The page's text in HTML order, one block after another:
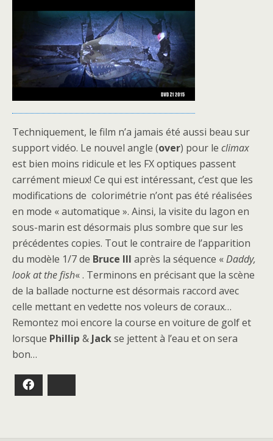
Techniquement, le film n’a jamais été aussi beau sur
support vidéo. Le nouvel angle (over) pour le climax
est bien moins ridicule et les FX optiques passent
carrément mieux! Ce qui est intéressant, c’est que les
modifications de colorimétrie n’ont pas été réalisées
en mode « automatique ». Ainsi, la visite du lagon en
sous-marin est désormais plus sombre que sur les
précédentes copies. Tout le contraire de l’apparition
du modèle 1/7 de Bruce III après la séquence «Daddy,
look at the fish« . Terminons en précisant que la scène
de la ballade nocturne est désormais raccord avec
celle mettant en vedette nos voleurs de coraux…
Remontez moi encore la course en voiture de golf et
lorsque Phillip & Jackse jettent à l’eau et on sera
bon…